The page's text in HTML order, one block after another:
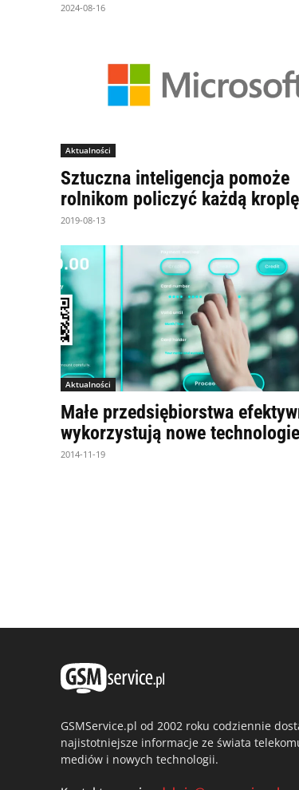
2024-08-16
Aktualności
Sztuczna inteligencja pomoże
rolnikom policzyć każdą
2019-08-13
Aktualności
Małe przedsiębiorstwa
wykorzystują nowe technologie
2014-11-19
GSMService.pl od 2002 roku codziennie
najistotniejsze informacje ze świata
mediów i nowych technologii.